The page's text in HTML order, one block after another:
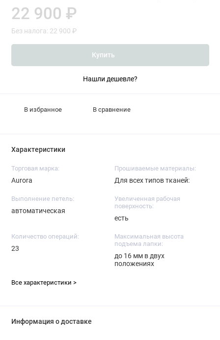
22 900 ₽
Без налога: 22 900 ₽
Купить
Нашли дешевле?
В избранное В сравнение
Характеристики
Торговая марка:
Aurora
Прошиваемые материалы:
Для всех типов тканей:
Выполнение петель:
автоматическая
Увеличенная рабочая
поверхность:
есть
Количество операций:
23
Максимальная высота
подъема лапки:
до 16 мм в двух
положениях
Все характеристики >
Информация о доставке